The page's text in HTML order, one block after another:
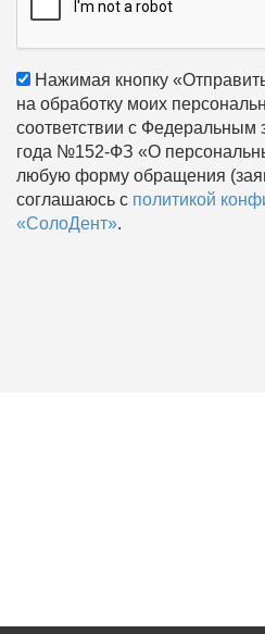
Нажимая кнопку
на обработку моих
соответствии с Федеральным
года №152-ФЗ «О
любую форму обращения
соглашаюсь с политикой
«СолоДент».